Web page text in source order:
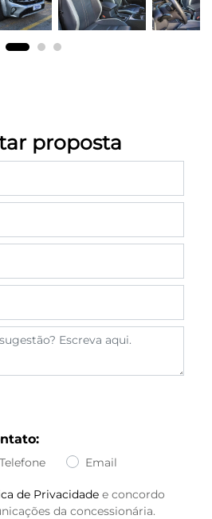
proposta
Telefone Email
de Privacidade e concordo
da concessionária.